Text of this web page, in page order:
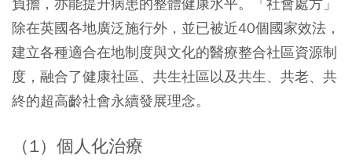
除在英國各地廣泛施行外，並已被近40個國家效法，
建立各種適合在地制度與文化的醫療整合社區資源制
度，融合了健康社區、共生社區以及共生、共老、共
終的超高齡社會永續發展理念。
（1）個人化治療